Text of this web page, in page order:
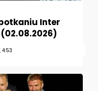
Inter
4:53